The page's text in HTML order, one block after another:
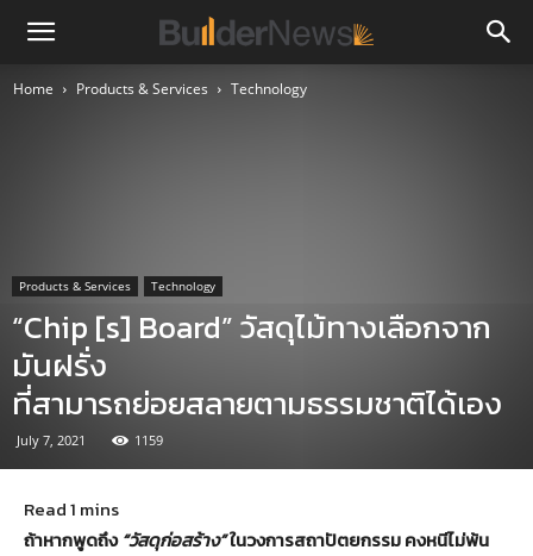
Home Products & Services Technology
Products & Services Technology
“Chip [s] Board” วัสดุไม้ทางเลือกจาก
มันฝรั่ง
ที่สามารถย่อยสลายตามธรรมชาติได้เอง
July 7, 2021 1159
ถ้าหากพูดถึง“วัสดุก่อสร้าง”ในวงการสถาปัตยกรรม คงหนีไม่พ้น